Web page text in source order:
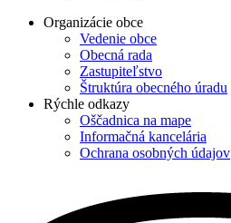
Organizácie obce
Vedenie obce
Obecná rada
Zastupiteľstvo
Štruktúra obecného úradu
Rýchle odkazy
Oščadnica na mape
Informačná kancelária
Ochrana osobných údajov